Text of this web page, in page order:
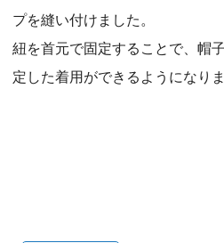
プを縫い付けました。
紐を首元で固定することで、帽
定した着用ができるようになりま